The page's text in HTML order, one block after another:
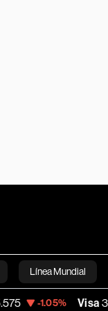
Línea Mundial
Bloomberg
Visa 368.54 -